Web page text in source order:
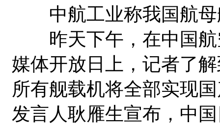
中航工业称我国航母
昨天下午，在中国航
媒体开放日上，记者了
所有舰载机将全部实现
发言人耿雁生宣布，中